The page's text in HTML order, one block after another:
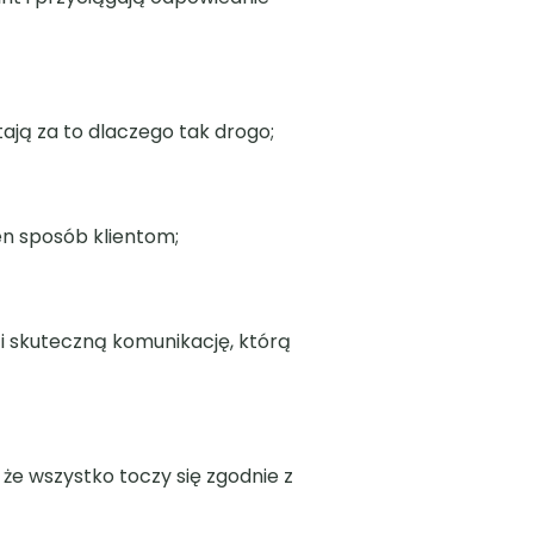
za to dlaczego tak drogo;
sposób klientom;
skuteczną komunikację, którą
wszystko toczy się zgodnie z